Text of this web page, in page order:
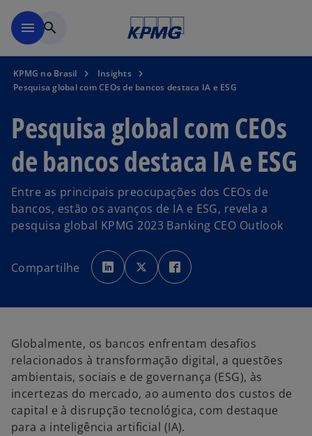
menu search
KPMG no Brasil
Insights
Pesquisa global com CEOs de bancos destaca IA e ESG
Pesquisa global com CEOs
de bancos destaca IA e ESG
Entre as principais preocupações dos CEOs de
bancos, estão os avanços de IA e ESG, revela a
pesquisa global KPMG 2023 Banking CEO Outlook
Compartilhe
a
b
r
e
v
a
g
i
a
a
b
r
e
v
g
u
i
b
r
v
a
g
u
i
Globalmente, os bancos enfrentam desafios
relacionados à transformação digital, a questões
ambientais, sociais e de governança (ESG), às
incertezas do mercado, ao aumento dos custos de
capital e à disrupção tecnológica, com destaque
para a inteligência artificial (IA).